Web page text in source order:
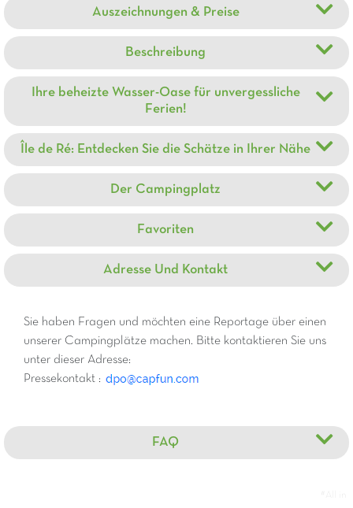
Auszeichnungen & Preise
Beschreibung
Ihre beheizte Wasser-Oase für unvergessliche
Ferien!
Île de Ré: Entdecken Sie die Schätze in Ihrer Nähe
Der Campingplatz
Favoriten
Adresse Und Kontakt
Sie haben Fragen und möchten eine Reportage über einen
unserer Campingplätze machen. Bitte kontaktieren Sie uns
unter dieser Adresse:
Pressekontakt :
FAQ